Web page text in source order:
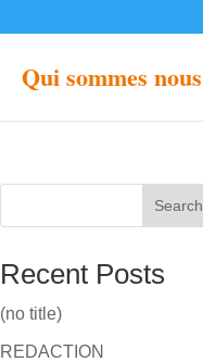
Qui sommes nous
Search
Recent Posts
(no title)
REDACTION